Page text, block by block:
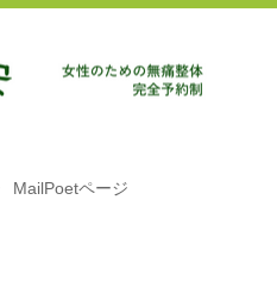
MailPoetページ